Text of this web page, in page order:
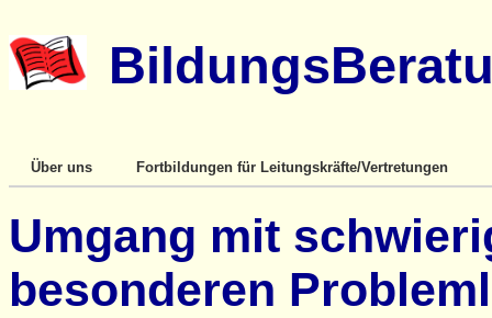
Über uns Fortbildungen für Leitungskräfte/Vertretungen
Umgang mit
besonderen